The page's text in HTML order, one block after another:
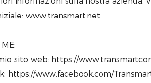
www.transmart.net
sito web: https://
https://www.facebook.com/